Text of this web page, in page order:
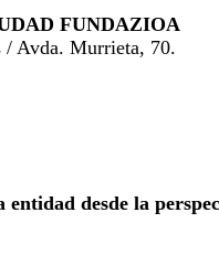
FUNDAZIOA
/ Avda. Murrieta, 70.
entidad desde la